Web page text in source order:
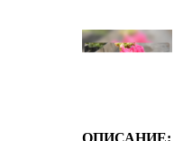
ОПИСАНИЕ: